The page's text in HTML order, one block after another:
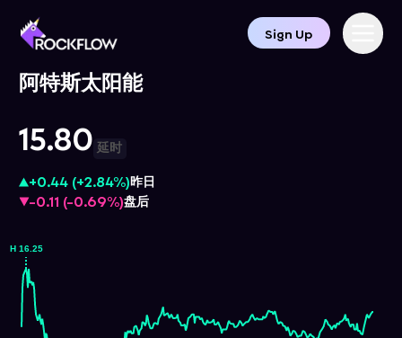
Sign Up
阿特斯太阳能
15.80 延时
+0.44 (+2.84%)昨日
-0.11 (-0.69%)盘后